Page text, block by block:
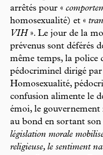
arrêtés pour «
homosexualité) et «
VIH ». Le jour de la
prévenus sont déférés
même temps, la police
pédocriminel dirigé par
Homosexualité,
confusion alimente le
émoi, le gouvernement
au bond en sortant son
législation morale
religieuse, le sentiment